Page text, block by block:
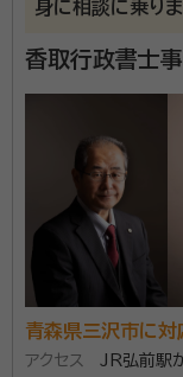
ます。
てご相談ください
資格等： 行政書士
所属団体：青森県行
身に相談に乗りま
香取行政書士
青森県三沢市に対
アクセス
JR弘前駅